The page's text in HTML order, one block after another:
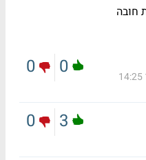
חובה
0
0
3
0